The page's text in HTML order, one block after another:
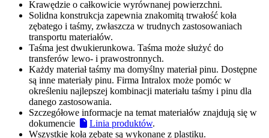
Krawędzie o całkowicie wyrównanej powierzchni.
Solidna konstrukcja zapewnia znakomitą trwałość koła
zębatego i taśmy, zwłaszcza w trudnych zastosowaniach
transportu materiałów.
Taśma jest dwukierunkowa. Taśma może służyć do
transferów lewo- i prawostronnych.
Każdy materiał taśmy ma domyślny materiał pinu. Dostępne
są inne materiały pinu. Firma Intralox może pomóc w
określeniu najlepszej kombinacji materiału taśmy i pinu dla
danego zastosowania.
Szczegółowe informacje na temat materiałów znajdują się w
dokumencie
Linia produktów.
Wszystkie koła zębate są wykonane z plastiku.